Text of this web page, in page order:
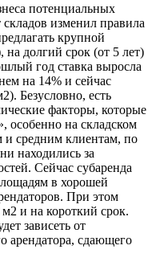
потенциальных
изменил правила
крупной
долгий срок (от 5 лет)
год ставка выросла
на 14% и сейчас
Безусловно, есть
факторы, которые
особенно на складском
и средним клиентам, по
находились за
Сейчас субаренда
в хорошей
При этом
и на короткий срок.
зависеть от
арендатора, сдающего